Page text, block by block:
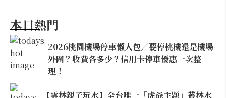
本日熱門
2026桃園機場停車懶人包／要停桃機還是機場
外圍？收費各多少？信用卡停車優惠一次整
理！
【雲林親子玩水】全台唯一「虎爺主題」叢林水